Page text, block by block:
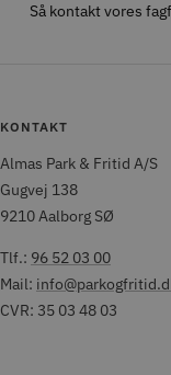
Så kontakt vores
KONTAKT
Almas Park & Fritid A/S
Gugvej 138
9210 Aalborg SØ
Tlf.: 96 52 03 00
Mail:
CVR: 35 03 48 03